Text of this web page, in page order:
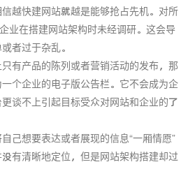
越快建网站就越是能够抢占先机。对所
业在搭建网站架构时未经调研。这会导
者过于杂乱。
有产品的陈列或者营销活动的发布，那
个企业的电子版公告栏。它不会成为企
谈不上引起目标受众对网站和企业的了
己想要表达或者展现的信息“一厢情愿”
有清晰地定位，但是网站架构搭建却过